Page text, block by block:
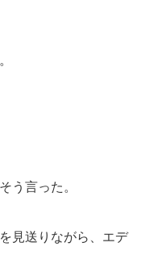
う言った。
見送りながら、エデ